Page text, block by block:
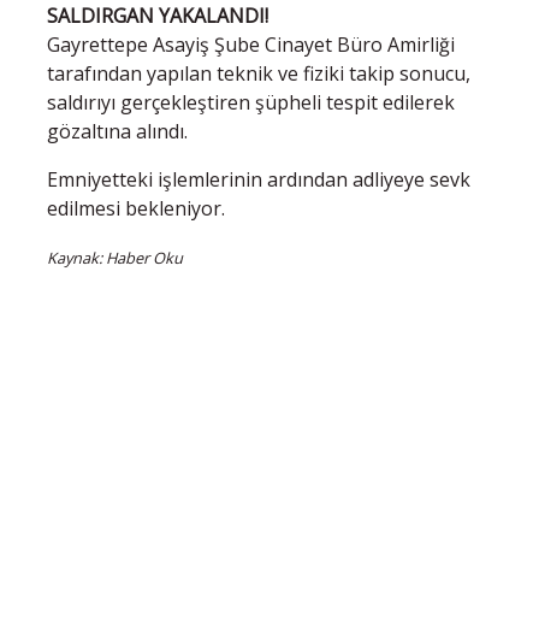
SALDIRGAN YAKALANDI!
Gayrettepe Asayiş Şube Cinayet Büro Amirliği
tarafından yapılan teknik ve fiziki takip sonucu,
saldırıyı gerçekleştiren şüpheli tespit edilerek
gözaltına alındı.
Emniyetteki işlemlerinin ardından adliyeye sevk
edilmesi bekleniyor.
Kaynak: Haber Oku